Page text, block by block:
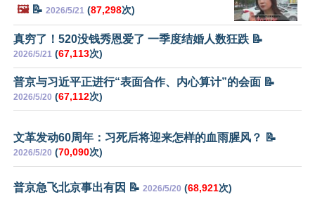
🖼️📝 2026/5/21 (87,298次)
真穷了！520没钱秀恩爱了 一季度结婚人数狂跌 📝
2026/5/21 (67,113次)
普京与习近平正进行“表面合作、内心算计”的会面 📝
2026/5/20 (67,112次)
文革发动60周年：习死后将迎来怎样的血雨腥风？ 📝
2026/5/20 (70,090次)
普京急飞北京事出有因 📝 2026/5/20 (68,921次)